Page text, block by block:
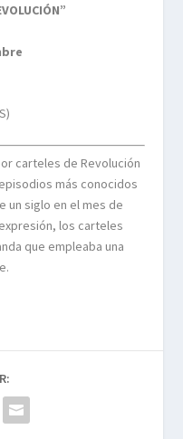
carteles de Revolución
más conocidos
un siglo en el mes de
los carteles
que empleaba una